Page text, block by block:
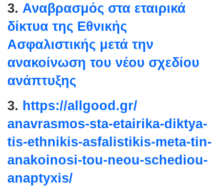
3. Αναβρασμός στα εταιρικά
δίκτυα της Εθνικής
Ασφαλιστικής μετά την
ανακοίνωση του νέου σχεδίου
ανάπτυξης
3. https://allgood.gr/
anavrasmos-sta-etairika-diktya-
tis-ethnikis-asfalistikis-meta-tin-
anakoinosi-tou-neou-schediou-
anaptyxis/